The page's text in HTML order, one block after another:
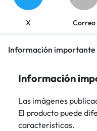
X Correo
Información importante
Información
Las imágenes
El producto puede
características.